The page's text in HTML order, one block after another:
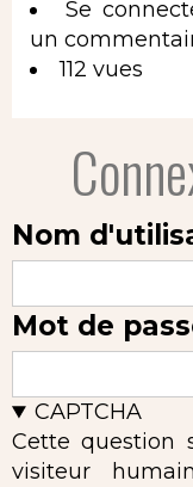
Se
un
112 vues
Nom
Mot de
CAPTCHA
Cette question
visiteur